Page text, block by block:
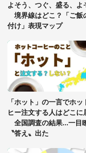
グっちゃ
「○○がな
人驚がく
「修学旅
っ暗な道
を求める
よそう、つぐ、盛る、よ
境界線はどこ？「ご飯
付け」表現マップ
「ホット」の一言でホッ
ヒー注文する人はどこに
全国調査の結果...一目
〝答え〟出た